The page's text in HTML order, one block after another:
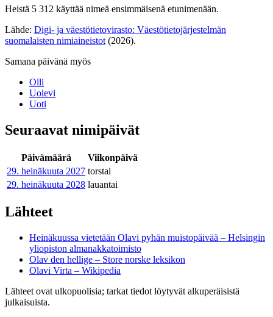
Heistä 5 312 käyttää nimeä ensimmäisenä etunimenään.
Lähde: Digi- ja väestötietovirasto: Väestötietojärjestelmän
suomalaisten nimiaineistot (2026).
Samana päivänä myös
Olli
Uolevi
Uoti
Seuraavat nimipäivät
Päivämäärä
Viikonpäivä
29. heinäkuuta 2027 torstai
29. heinäkuuta 2028 lauantai
Lähteet
Heinäkuussa vietetään Olavi pyhän muistopäivää – Helsingin
yliopiston almanakkatoimisto
Olav den hellige – Store norske leksikon
Olavi Virta – Wikipedia
Lähteet ovat ulkopuolisia; tarkat tiedot löytyvät alkuperäisistä
julkaisuista.